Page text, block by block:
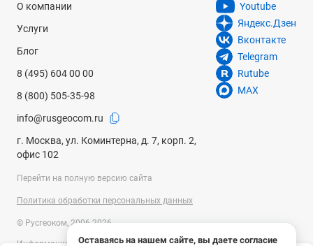
Оставаясь на нашем сайте, вы даете согласие
О компании
Услуги
Блог
8 (495) 604 00 00
8 (800) 505-35-98
info@rusgeocom.ru
г. Москва, ул. Коминтерна, д. 7, корп. 2,
офис 102
Youtube
Яндекс.Дзен
Вконтакте
Telegram
Rutube
MAX
Перейти на полную версию сайта
Политика обработки персональных данных
© Русгеоком, 2006-2026
Информация на сайте носит справочный характер и не является